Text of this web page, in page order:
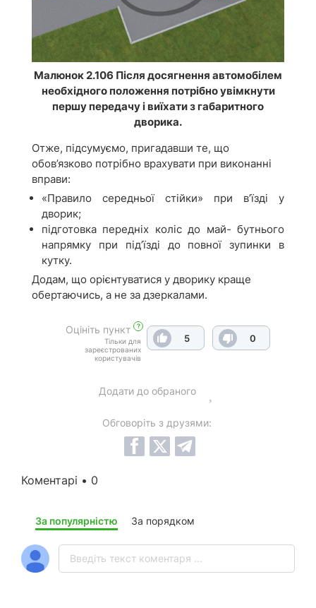
Малюнок 2.106 Після досягнення автомобілем
необхідного положення потрібно увімкнути
першу передачу і виїхати з габаритного
дворика.
Отже, підсумуємо, пригадавши те, що
обов’язково потрібно врахувати при виконанні
вправи:
«Правило середньої стійки» при в’їзді у
дворик;
підготовка передніх коліс до май- бутнього
напрямку при під’їзді до повної зупинки в
кутку.
Додам, що орієнтуватися у дворику краще
обертаючись, а не за дзеркалами.
Оцініть пункт ?
Тільки для
зареєстрованих
користувачів
5 0
Додати до обраного
Обговоріть з друзями:
Коментарі • 0
За популярністю За порядком